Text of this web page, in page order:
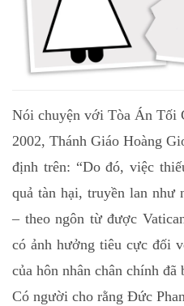
Nói chuyện với Tòa Án Tối
2002, Thánh Giáo Hoàng
định trên: “Do đó, việc
quả tàn hại, truyền lan như
– theo ngôn từ được
có ảnh hưởng tiêu cực đối
của hôn nhân chân chính đã
Có người cho rằng Đức